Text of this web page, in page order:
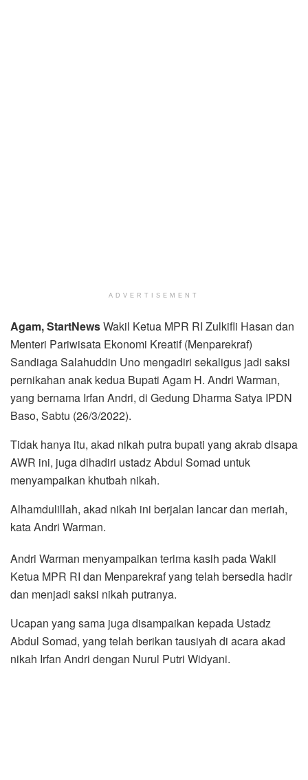
ADVERTISEMENT
Agam, StartNewsWakil Ketua MPR RI Zulkifli Hasan dan
Menteri Pariwisata Ekonomi Kreatif (Menparekraf)
Sandiaga Salahuddin Uno mengadiri sekaligus jadi saksi
pernikahan anak kedua Bupati Agam H. Andri Warman,
yang bernama Irfan Andri, di Gedung Dharma Satya IPDN
Baso, Sabtu (26/3/2022).
Tidak hanya itu, akad nikah putra bupati yang akrab disapa
AWR ini, juga dihadiri ustadz Abdul Somad untuk
menyampaikan khutbah nikah.
Alhamdulillah, akad nikah ini berjalan lancar dan meriah,
kata Andri Warman.
Andri Warman menyampaikan terima kasih pada Wakil
Ketua MPR RI dan Menparekraf yang telah bersedia hadir
dan menjadi saksi nikah putranya.
Ucapan yang sama juga disampaikan kepada Ustadz
Abdul Somad, yang telah berikan tausiyah di acara akad
nikah Irfan Andri dengan Nurul Putri Widyani.